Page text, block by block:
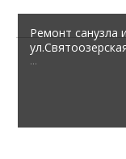
Ремонт санузла
...